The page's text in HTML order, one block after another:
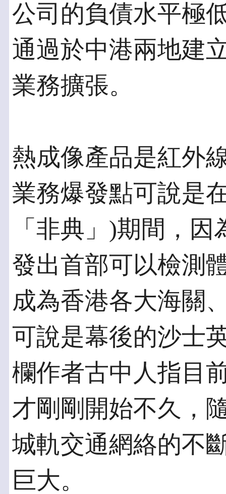
公司的負債水平極
通過於中港兩地建
業務擴張。
熱成像產品是紅外
業務爆發點可說是
「非典」)期間，
發出首部可以檢測
成為香港各大海關
可說是幕後的沙士
欄作者古中人指目
才剛剛開始不久，
城軌交通網絡的不
巨大。